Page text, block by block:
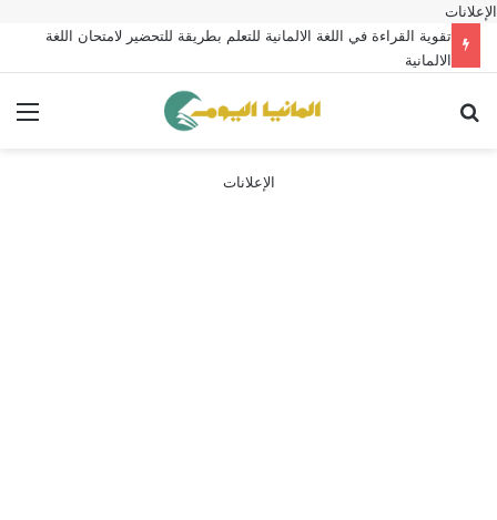
الإعلانات
تقوية القراءة في اللغة الالمانية للتعلم بطريقة للتحضير لامتحان اللغة
الالمانية
الإعلانات